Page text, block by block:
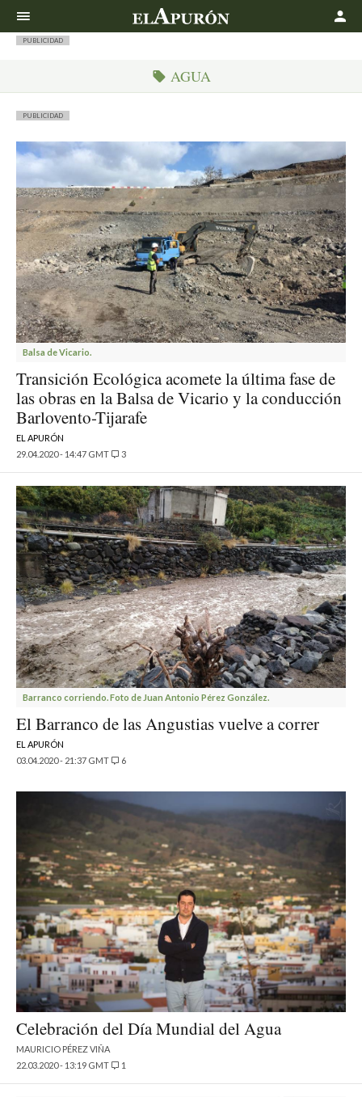
PUBLICIDAD
AGUA
PUBLICIDAD
Balsa de Vicario.
Transición Ecológica acomete la última fase de
las obras en la Balsa de Vicario y la conducción
Barlovento-Tijarafe
EL APURÓN
29.04.2020 - 14:47 GMT
3
Barranco corriendo. Foto de Juan Antonio Pérez González.
El Barranco de las Angustias vuelve a correr
EL APURÓN
03.04.2020 - 21:37 GMT
6
Celebración del Día Mundial del Agua
MAURICIO PÉREZ VIÑA
22.03.2020 - 13:19 GMT
1